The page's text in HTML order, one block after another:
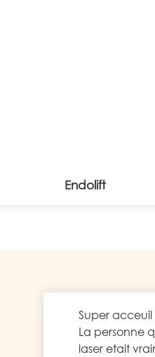
Endolift
Super acceuil
La personne
laser etait